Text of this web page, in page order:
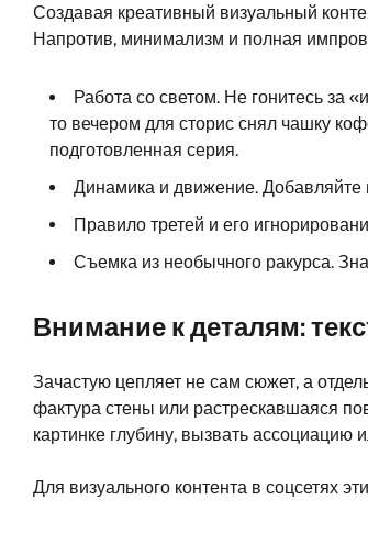
Создавая креативный визуальный
Напротив, минимализм и полная
Работа со светом. Не гонитесь за
то вечером для сторис снял чашку
подготовленная серия.
Динамика и движение. Добавляйте
Правило третей и его
Съемка из необычного ракурса.
Внимание к деталям:
Зачастую цепляет не сам сюжет, а
фактура стены или растрескавшаяся
картинке глубину, вызвать ассоциацию
Для визуального контента в соцсетях